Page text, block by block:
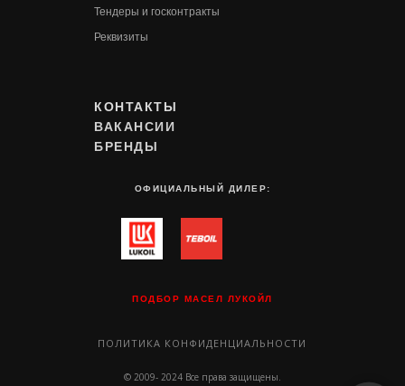
© 2009- 2024 Все права защищены.
ПОЛИТИКА КОНФИДЕНЦИАЛЬНОСТИ
Тендеры и госконтракты
Реквизиты
КОНТАКТЫ
ОФИЦИАЛЬНЫЙ ДИЛЕР:
БРЕНДЫ
ПОДБОР МАСЕЛ ЛУКОЙЛ
ВАКАНСИИ